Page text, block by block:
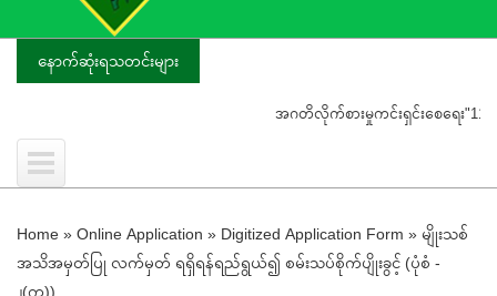
နောက်ဆုံးရသတင်းများ
အဂတိလိုက်စားမှုကင်းရှင်းစေရေး"1111"ကို ဖြေကြာ
Home » Online Application » Digitized Application Form » မျိုးသစ်
အသိအမှတ်ပြု လက်မှတ် ရရှိရန်ရည်ရွယ်၍ စမ်းသပ်စိုက်ပျိုးခွင့် (ပုံစံ -
၂(က))